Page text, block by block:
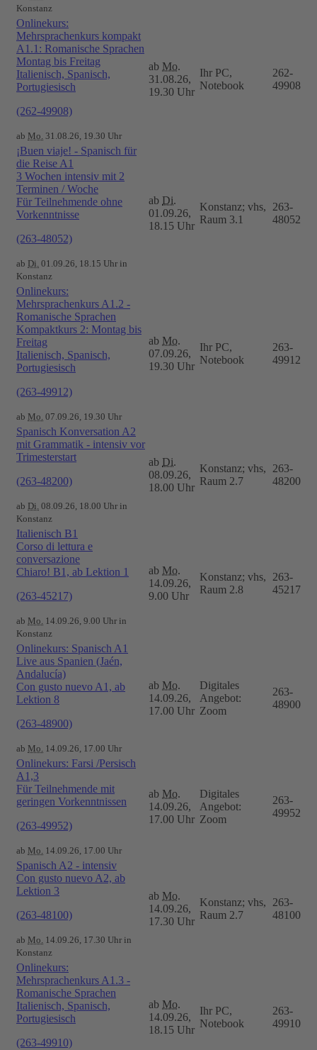
Konstanz
Onlinekurs:
Mehrsprachenkurs kompakt
A1.1: Romanische Sprachen
Montag bis Freitag
Italienisch, Spanisch,
Portugiesisch
(262-49908)
ab Mo. 31.08.26, 19.30 Uhr
ab Mo.
31.08.26,
19.30 Uhr
Ihr PC,
Notebook
262-
49908
¡Buen viaje! - Spanisch für
die Reise A1
3 Wochen intensiv mit 2
Terminen / Woche
Für Teilnehmende ohne
Vorkenntnisse
(263-48052)
ab Di. 01.09.26, 18.15 Uhr in
Konstanz
ab Di.
01.09.26,
18.15 Uhr
Konstanz; vhs,
Raum 3.1
263-
48052
Onlinekurs:
Mehrsprachenkurs A1.2 -
Romanische Sprachen
Kompaktkurs 2: Montag bis
Freitag
Italienisch, Spanisch,
Portugiesisch
(263-49912)
ab Mo. 07.09.26, 19.30 Uhr
ab Mo.
07.09.26,
19.30 Uhr
Ihr PC,
Notebook
263-
49912
Spanisch Konversation A2
mit Grammatik - intensiv vor
Trimesterstart
(263-48200)
ab Di. 08.09.26, 18.00 Uhr in
Konstanz
ab Di.
08.09.26,
18.00 Uhr
Konstanz; vhs,
Raum 2.7
263-
48200
Italienisch B1
Corso di lettura e
conversazione
Chiaro! B1, ab Lektion 1
(263-45217)
ab Mo. 14.09.26, 9.00 Uhr in
Konstanz
ab Mo.
14.09.26,
9.00 Uhr
Konstanz; vhs,
Raum 2.8
263-
45217
Onlinekurs: Spanisch A1
Live aus Spanien (Jaén,
Andalucía)
Con gusto nuevo A1, ab
Lektion 8
(263-48900)
ab Mo. 14.09.26, 17.00 Uhr
ab Mo.
14.09.26,
17.00 Uhr
Digitales
Angebot:
Zoom
263-
48900
Onlinekurs: Farsi /Persisch
A1,3
Für Teilnehmende mit
geringen Vorkenntnissen
(263-49952)
ab Mo. 14.09.26, 17.00 Uhr
ab Mo.
14.09.26,
17.00 Uhr
Digitales
Angebot:
Zoom
263-
49952
Spanisch A2 - intensiv
Con gusto nuevo A2, ab
Lektion 3
(263-48100)
ab Mo. 14.09.26, 17.30 Uhr in
Konstanz
ab Mo.
14.09.26,
17.30 Uhr
Konstanz; vhs,
Raum 2.7
263-
48100
Onlinekurs:
Mehrsprachenkurs A1.3 -
Romanische Sprachen
Italienisch, Spanisch,
Portugiesisch
(263-49910)
ab Mo.
14.09.26,
18.15 Uhr
Ihr PC,
Notebook
263-
49910